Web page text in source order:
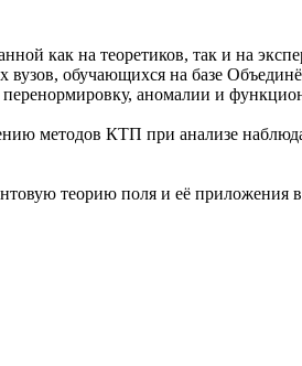
как на теоретиков, так и на
обучающихся на базе
аномалии и
методов КТП при анализе
теорию поля и её приложения